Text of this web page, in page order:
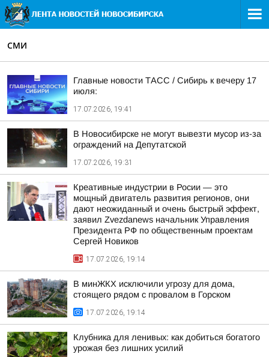
СМИ
Главные новости ТАСС / Сибирь к вечеру 17
июля:
17.07.2026, 19:41
В Новосибирске не могут вывезти мусор из-за
ограждений на Депутатской
17.07.2026, 19:31
Креативные индустрии в Росии — это
мощный двигатель развития регионов, они
дают неожиданный и очень быстрый эффект,
заявил Zvezdanews начальник Управления
Президента РФ по общественным проектам
Сергей Новиков
17.07.2026, 19:14
В минЖКХ исключили угрозу для дома,
стоящего рядом с провалом в Горском
17.07.2026, 19:14
Клубника для ленивых: как добиться богатого
урожая без лишних усилий